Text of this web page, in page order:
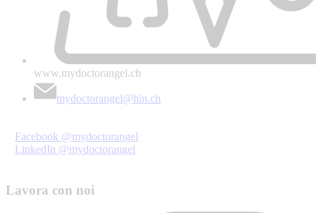
www.mydoctorangel.ch
mydoctorangel@hin.ch
Facebook @mydoctorangel
LinkedIn @mydoctorangel
Lavora con noi